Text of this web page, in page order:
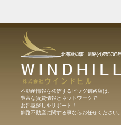
不動産情報を発信するビッグ釧路店は、
豊富な賃貸情報とネットワークで
お部屋探しをサポート！
釧路不動産に関する事ならお任せください。